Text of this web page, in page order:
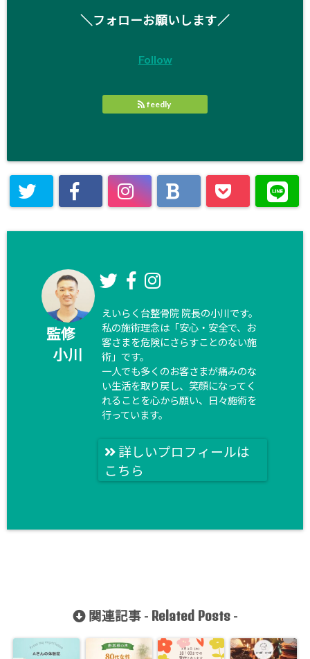
＼フォローお願いします／
Follow
feedly
監修
小川
えいらく台整骨院 院長の小川です。
私の施術理念は「安心・安全で、お
客さまを危険にさらすことのない施
術」です。
一人でも多くのお客さまが痛みのな
い生活を取り戻し、笑顔になってく
れることを心から願い、日々施術を
行っています。
詳しいプロフィールは
こちら
関連記事 - Related Posts-